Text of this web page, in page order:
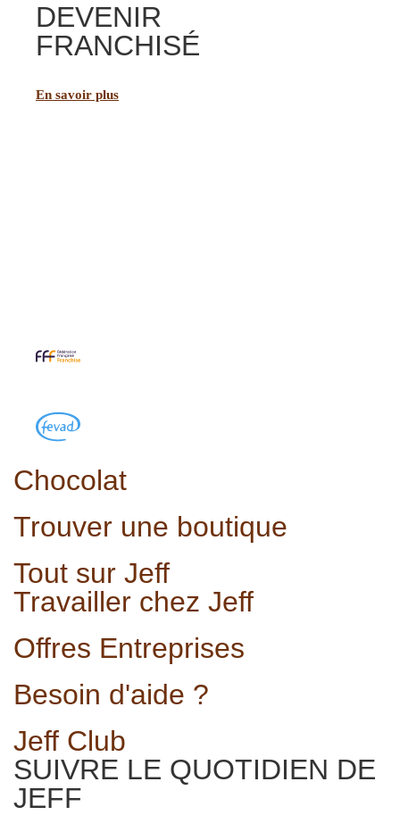
DEVENIR
FRANCHISÉ
En savoir plus
Chocolat
Trouver une boutique
Tout sur Jeff
Travailler chez Jeff
Offres Entreprises
Besoin d'aide ?
Jeff Club
SUIVRE LE QUOTIDIEN DE
JEFF